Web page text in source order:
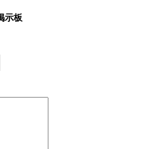
示板